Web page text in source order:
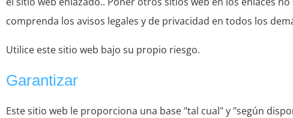
comprenda los avisos legales y de privacidad en todos los
Utilice este sitio web bajo su propio riesgo.
Garantizar
Este sitio web le proporciona una base "tal cual" y "según